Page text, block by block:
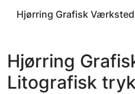
Hjørring Grafisk Værksted
Hjørring
Litografisk